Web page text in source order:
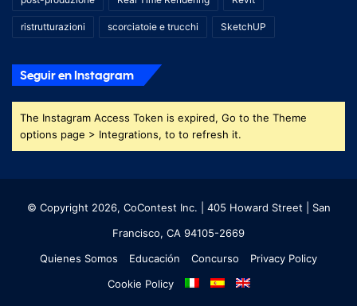
ristrutturazioni scorciatoie e trucchi SketchUP
Seguir en Instagram
The Instagram Access Token is expired, Go to the Theme
options page > Integrations, to to refresh it.
© Copyright 2026, CoContest Inc. | 405 Howard Street | San
Francisco, CA 94105-2669
Quienes Somos
Educación Concurso
Privacy Policy
Cookie Policy